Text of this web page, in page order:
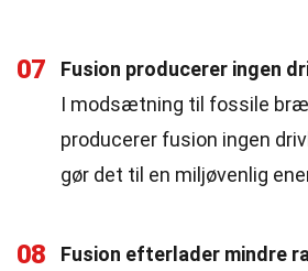
07
Fusion producerer ingen
I modsætning til fossile
producerer fusion ingen
gør det til en miljøvenlig
08
Fusion efterlader mindre